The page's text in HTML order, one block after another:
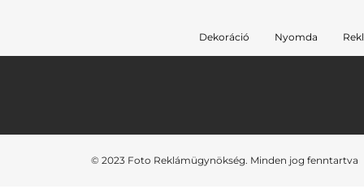
Dekoráció Nyomda
© 2023 Foto Reklámügynökség. Minden jog fenntartva